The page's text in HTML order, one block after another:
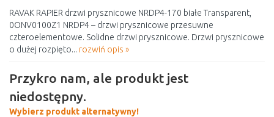
RAVAK RAPIER drzwi prysznicowe NRDP4-170 białe Transparent,
0ONV0100Z1 NRDP4 – drzwi prysznicowe przesuwne
czteroelementowe. Solidne drzwi prysznicowe. Drzwi prysznicowe
o dużej rozpięto... rozwiń opis »
Przykro nam, ale produkt jest
niedostępny.
Wybierz produkt alternatywny!